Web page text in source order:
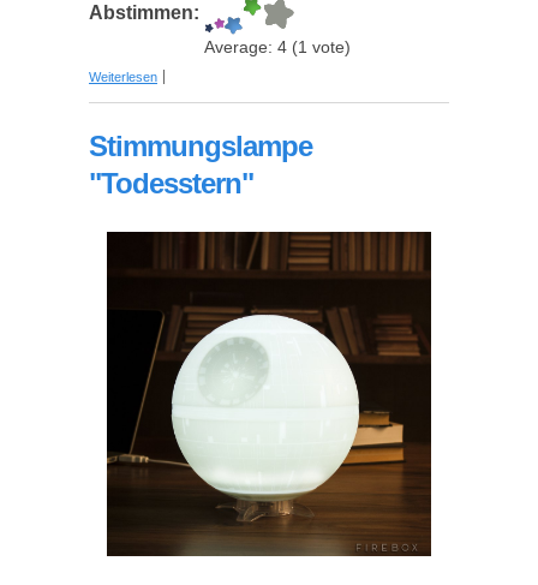
Abstimmen:
Average: 4 (1 vote)
Weiterlesen über Star Wars Origami
Stimmungslampe
"Todesstern"